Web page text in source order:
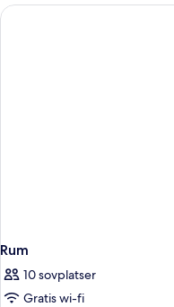
Rum
10 sovplatser
Gratis wi-fi